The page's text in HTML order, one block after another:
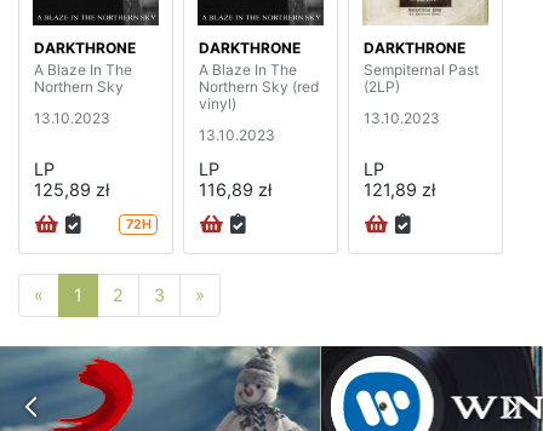
DARKTHRONE
A Blaze In The
Northern Sky
13.10.2023
LP
125,89 zł
72H
DARKTHRONE
A Blaze In The
Northern Sky (red
vinyl)
13.10.2023
LP
116,89 zł
DARKTHRONE
Sempiternal Past
(2LP)
13.10.2023
LP
121,89 zł
« Poprzednia strona
1 2 3 »